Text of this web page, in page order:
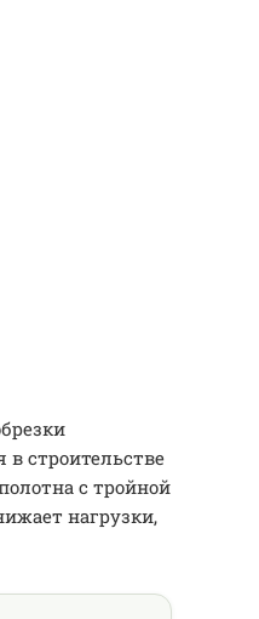
строительстве
с тройной
нагрузки,